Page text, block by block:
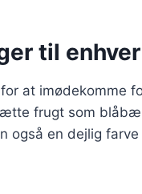
til
at imødekomme
frugt som
også en dejlig